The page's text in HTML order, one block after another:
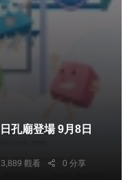
3,889 觀看 0 分享